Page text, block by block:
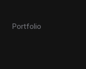
Portfolio